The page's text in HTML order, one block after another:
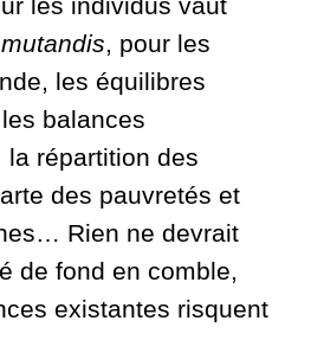
, pour les
les équilibres
balances
la répartition des
des pauvretés et
Rien ne devrait
de fond en comble,
existantes risquent